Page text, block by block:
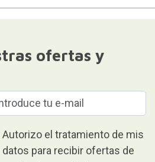
ofertas y
Autorizo el tratamiento de mis
datos para recibir ofertas de